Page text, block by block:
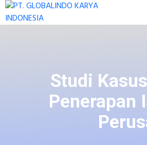
Studi
Penerapan